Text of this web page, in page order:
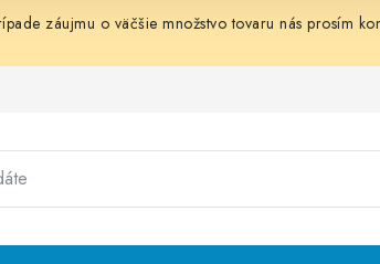
záujmu o väčšie množstvo tovaru nás prosím